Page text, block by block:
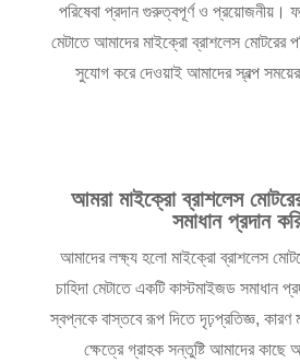
পরিষেবা প্রদান গুরুত্বপূর্ণ ও প্রয়োজনীয়।
মেটাতে আমাদের মাইক্রো ব্রাশলেস মোটরের
সুযোগ করে দেওয়াই আমাদের স্বল্প
আমরা মাইক্রো ব্রাশলেস
সমাধান প্রদান
আমাদের লক্ষ্য হলো মাইক্রো ব্রাশলেস
চাহিদা মেটাতে একটি কাস্টমাইজড সমাধান
স্বপ্নকে বাস্তবে রূপ দিতে দৃঢ়প্রতিজ্ঞ, কারণ
ক্ষেত্রে গ্রাহক সন্তুষ্টি আমাদের